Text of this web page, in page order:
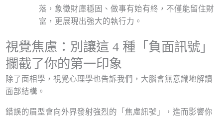
落，象徵財庫穩固、做事有始有終，不僅能留住財
富，更展現出強大的執行力。
視覺焦慮：別讓這 4 種「負面訊號」
攔截了你的第一印象
除了面相學，視覺心理學也告訴我們，大腦會無意識地解讀
面部結構。
錯誤的眉型會向外界發射強烈的「焦慮訊號」，進而影響你